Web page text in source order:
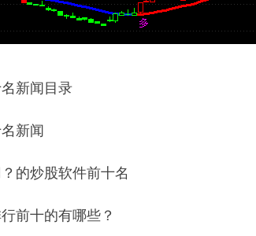
新闻目录
新闻
的炒股软件前十名
前十的有哪些？